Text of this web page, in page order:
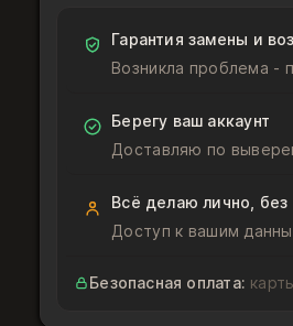
Гарантия замены и
Возникла проблема -
Берегу ваш аккаунт
Доставляю по
Всё делаю лично, без
Доступ к вашим
Безопасная оплата: